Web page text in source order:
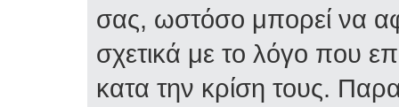
σας, ωστόσο μπορεί να
σχετικά με το λόγο που
κατα την κρίση τους.